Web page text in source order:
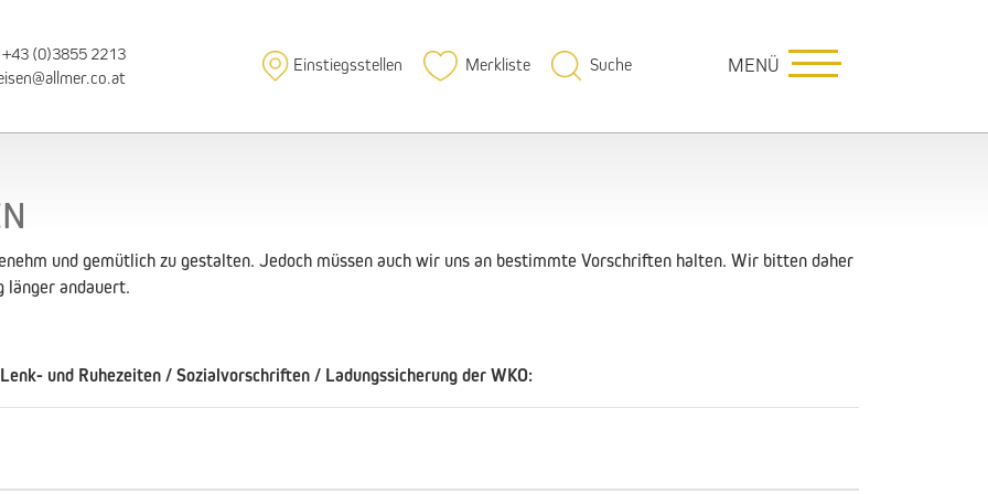
+43 (0)3855 2213
Einstiegsstellen Merkliste Suche MENÜ
und gemütlich zu gestalten. Jedoch müssen auch wir uns an bestimmte Vorschriften halten. Wir bitten daher
länger andauert.
und Ruhezeiten / Sozialvorschriften / Ladungssicherung der WKO: